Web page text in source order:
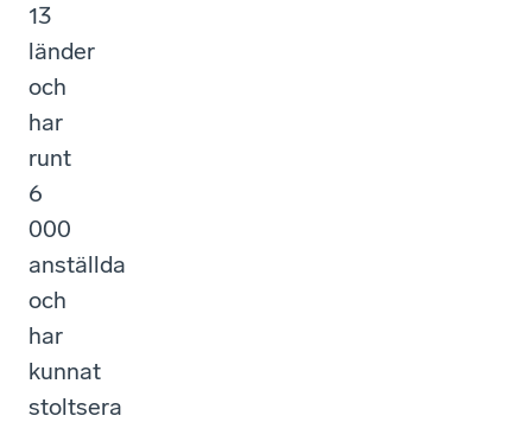
13
länder
och
har
runt
6
000
anställda
och
har
kunnat
stoltsera